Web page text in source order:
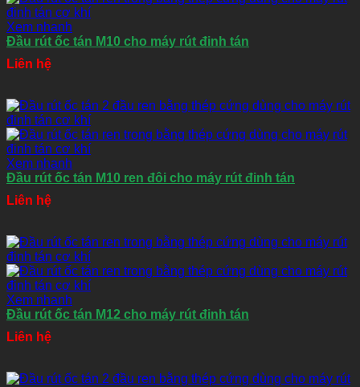
Xem nhanh
Đầu rút ốc tán M10 cho máy rút đinh tán
Liên hệ
Xem nhanh
Đầu rút ốc tán M10 ren đôi cho máy rút đinh tán
Liên hệ
Xem nhanh
Đầu rút ốc tán M12 cho máy rút đinh tán
Liên hệ